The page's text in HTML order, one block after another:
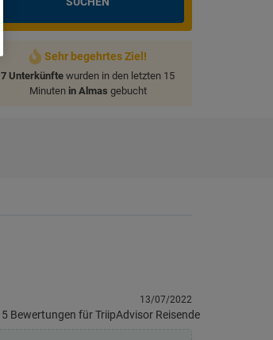
Sehr begehrtes Ziel!
7 Unterkünfte wurden in den letzten 15
Minutenin Almas gebucht
13/07/2022